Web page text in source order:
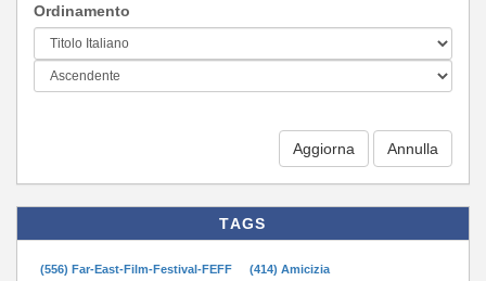
Ordinamento
Aggiorna
TAGS
(556) Far-East-Film-Festival-FEFF
(414) Amicizia